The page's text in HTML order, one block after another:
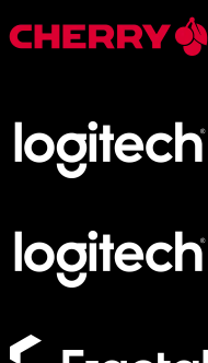
XMG APEX
XMG FOCUS
Formfaktor
Full-Size
60%
Switches
Mechanisch